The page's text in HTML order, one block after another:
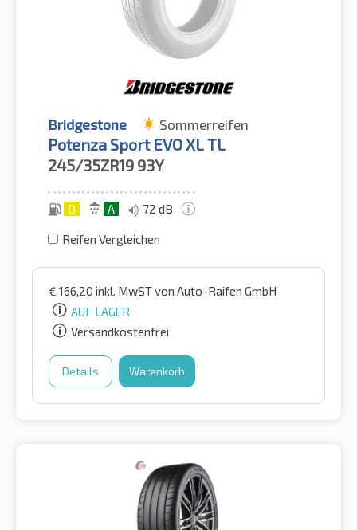
Bridgestone Sommerreifen
Potenza Sport EVO XL TL
245/35ZR19 93Y
D A 72 dB
Reifen Vergleichen
€ 166,20 inkl. MwSTvon Auto-Raifen GmbH
AUF LAGER
Versandkostenfrei
Details Warenkorb